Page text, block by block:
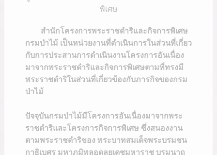
พิเศษ
สำนักโครงการพระราชดำริและกิจการพิเศษ
กรมป่าไม้ เป็นหน่วยงานที่ดำเนินการในส่วนที่เกี่ยว
กับการประสานการดำเนินงานโครงการอันเนื่อง
มาจากพระราชดำริและกิจการพิเศษตามที่ทรงมี
พระราชดำริในส่วนที่เกี่ยวข้องกับภารกิจของกรม
ป่าไม้
ปัจจุบันกรมป่าไม้มีโครงการอันเนื่องมาจากพระ
ราชดำริและโครงการกิจการพิเศษ ซึ่งสนองงาน
ตามพระราชดำริของ พระบาทสมเด็จพระบรมชน
กาธิเบศร มหาภูมิพลอดุลยเดชมหาราช บรมนาถ